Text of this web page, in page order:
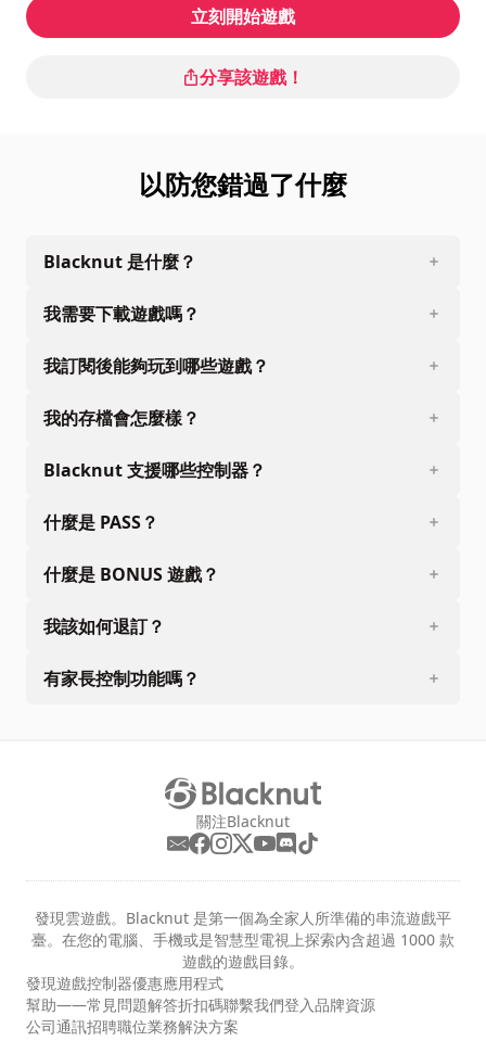
立刻開始遊戲
分享該遊戲！
以防您錯過了什麼
Blacknut 是什麼？
我需要下載遊戲嗎？
我訂閱後能夠玩到哪些遊戲？
我的存檔會怎麼樣？
Blacknut 支援哪些控制器？
什麼是 PASS？
什麼是 BONUS 遊戲？
我該如何退訂？
有家長控制功能嗎？
關注Blacknut
發現雲遊戲。Blacknut 是第一個為全家人所準備的串流遊戲平
臺。在您的電腦、手機或是智慧型電視上探索內含超過 1000 款
遊戲的遊戲目錄。
發現遊戲控制器優惠應用程式
幫助——常見問題解答折扣碼聯繫我們登入品牌資源
公司通訊招聘職位業務解決方案